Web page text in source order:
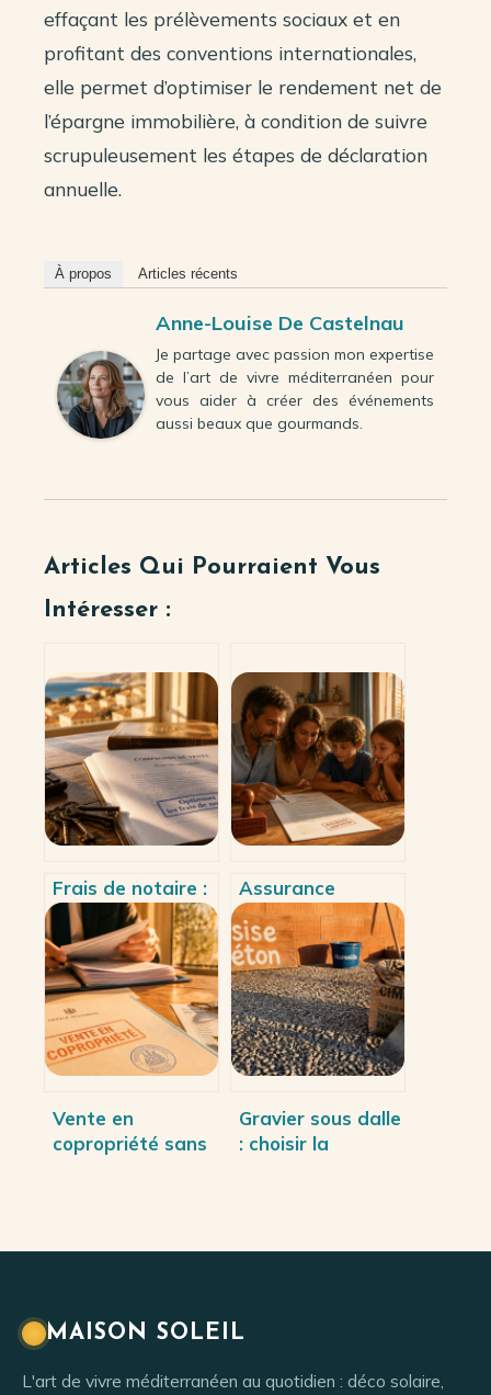
effaçant les prélèvements sociaux et en
profitant des conventions internationales,
elle permet d’optimiser le rendement net de
l’épargne immobilière, à condition de suivre
scrupuleusement les étapes de déclaration
annuelle.
À propos Articles récents
Anne-Louise De Castelnau
Je partage avec passion mon expertise
de l’art de vivre méditerranéen pour
vous aider à créer des événements
aussi beaux que gourmands.
Articles Qui Pourraient Vous
Intéresser :
Frais de notaire :
4 leviers légaux
pour réduire
votre facture
immobilière
Assurance
habitation : 1
mois pour
régulariser et 3
garanties vitales
à vérifier
Vente en
copropriété sans
Gravier sous dalle
: choisir la
MAISON SOLEIL
L'art de vivre méditerranéen au quotidien : déco solaire,